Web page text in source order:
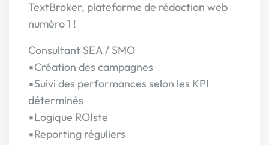
TextBroker, plateforme de rédaction web
numéro 1 !
Consultant SEA / SMO
▪Création des campagnes
▪Suivi des performances selon les KPI
déterminés
▪Logique ROIste
▪Reporting réguliers